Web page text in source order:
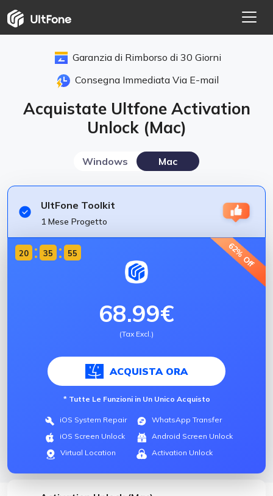
Garanzia di Rimborso di 30 Giorni
Consegna Immediata Via E-mail
Acquistate Ultfone Activation
Unlock (Mac)
Windows Mac
UItFone Toolkit
1 Mese Progetto
62% Off
20 35 55
68.99€
(Tax Excl.)
ACQUISTA ORA
* Tutte Le Funzioni in Un Unico Acquisto
iOS System Repair
iOS Screen Unlock
Virtual Location
WhatsApp Transfer
Android Screen Unlock
Activation Unlock